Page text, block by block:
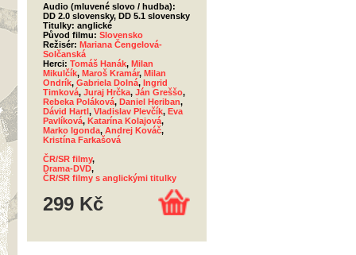
Audio (mluvené slovo / hudba):
DD 2.0 slovensky, DD 5.1 slovensky
Titulky: anglické
Původ filmu: Slovensko
Režisér: Mariana Čengelová-
Solčanská
Herci: Tomáš Hanák, Milan
Mikulčík, Maroš Kramár, Milan
Ondrík, Gabriela Dolná, Ingrid
Timková, Juraj Hrčka, Ján Greššo,
Rebeka Poláková, Daniel Heriban,
Dávid Hartl, Vladislav Plevčík, Eva
Pavlíková, Katarína Kolajová,
Marko Igonda, Andrej Kováč,
Kristína Farkašová
ČR/SR filmy,
Drama-DVD,
ČR/SR filmy s anglickými titulky
299 Kč